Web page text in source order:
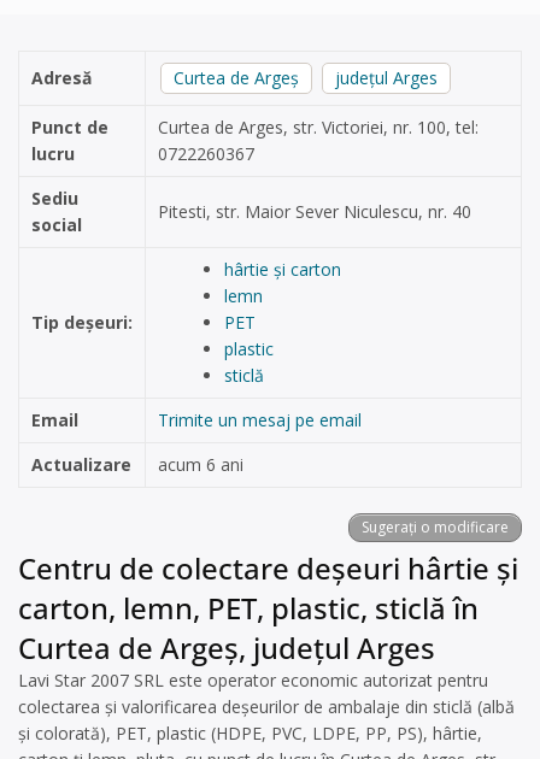
Adresă Curtea de Argeș județul Arges
Punct de
lucru
Curtea de Arges, str. Victoriei, nr. 100, tel:
0722260367
Sediu
social
Pitesti, str. Maior Sever Niculescu, nr. 40
Tip deșeuri:
hârtie și carton
lemn
PET
plastic
sticlă
Email
Trimite un mesaj pe email
Actualizare
acum 6 ani
Sugerați o modificare
Centru de colectare deșeuri hârtie și
carton, lemn, PET, plastic, sticlă în
Curtea de Argeș, județul Arges
Lavi Star 2007 SRL este operator economic autorizat pentru
colectarea și valorificarea deșeurilor de ambalaje din sticlă (albă
și colorată), PET, plastic (HDPE, PVC, LDPE, PP, PS), hârtie,